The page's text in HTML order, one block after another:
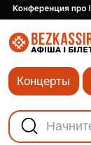
Концерты